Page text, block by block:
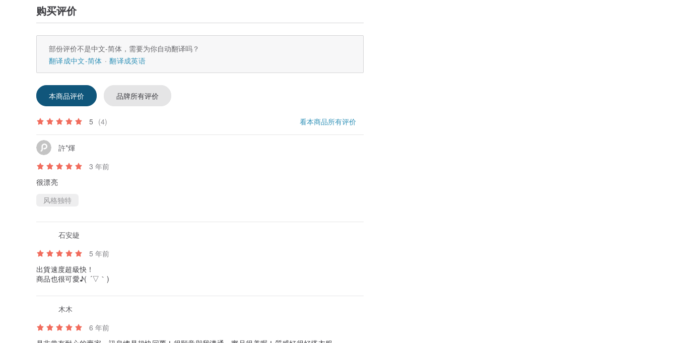
购买评价
部份评价不是中文-简体，需要为你自动翻译吗？
翻译成中文-简体
翻译成英语
本商品评价 品牌所有评价
5 (4) 看本商品所有评价
許*煇
3 年前
很漂亮
风格独特
石安緁
5 年前
出貨速度超級快！
商品也很可愛♪( ´▽｀)
木木
6 年前